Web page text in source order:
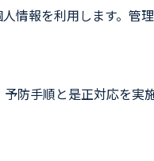
情報を利用します。管
防手順と是正対応を実施